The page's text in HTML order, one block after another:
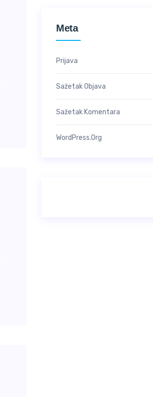
Meta
Prijava
Sažetak Objava
Sažetak Komentara
WordPress.org